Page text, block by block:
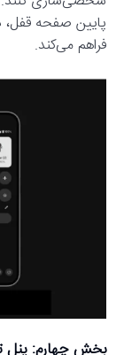
پایین صفحه قفل،
فراهم می‌کند.
بخش چهارم: پنل